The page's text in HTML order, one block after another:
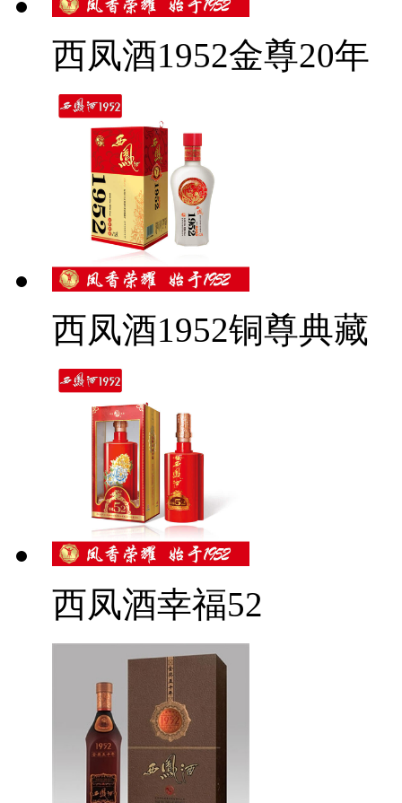
西凤酒1952金尊20年
西凤酒1952铜尊典藏
西凤酒幸福52